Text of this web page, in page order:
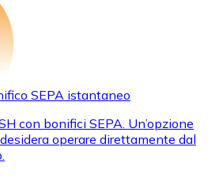
SEPA istantaneo
con bonifici SEPA. Un’opzione
operare direttamente dal